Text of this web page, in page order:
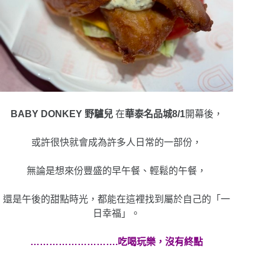
BABY DONKEY 野驢兒在華泰名品城8/1開幕後，
或許很快就會成為許多人日常的一部份，
無論是想來份豐盛的早午餐、輕鬆的午餐，
還是午後的甜點時光，都能在這裡找到屬於自己的「一
日幸福」。
……………………….吃喝玩樂，沒有終點